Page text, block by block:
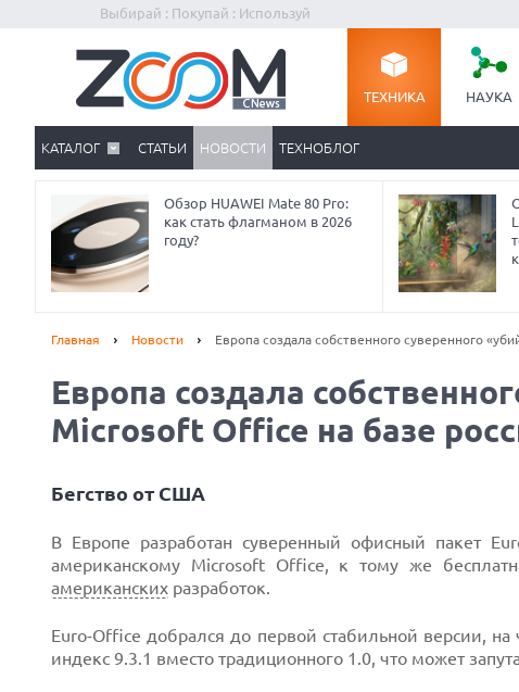
Выбирай : Покупай : Используй
ТЕХНИКА НАУКА
КАТАЛОГ СТАТЬИ НОВОСТИ ТЕХНОБЛОГ
Обзор HUAWEI Mate 80 Pro:
как стать флагманом в 2026
году?
Главная Новости Европа создала собственного суверенного
Европа создала
Microsoft Office на базе
Бегство от США
В Европе разработан суверенный офисный пакет
американскому Microsoft Office, к тому же
американских разработок.
Euro-Office добрался до первой стабильной версии,
индекс 9.3.1 вместо традиционного 1.0, что может
Prev